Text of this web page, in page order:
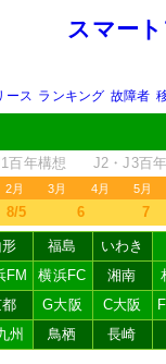
スマー
ース ランキング 故障者
百年構想 J2・J3百
2月 3月 4月 5月
8/5 6 7
形 福島
いわき
FM 横浜FC 湘南
G大阪 C大阪
州 鳥栖 長崎